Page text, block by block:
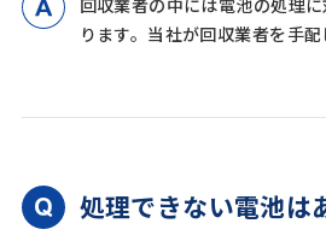
回収業者の中には電池の処理
ります。当社が回収業者を手配
処理できない電池は